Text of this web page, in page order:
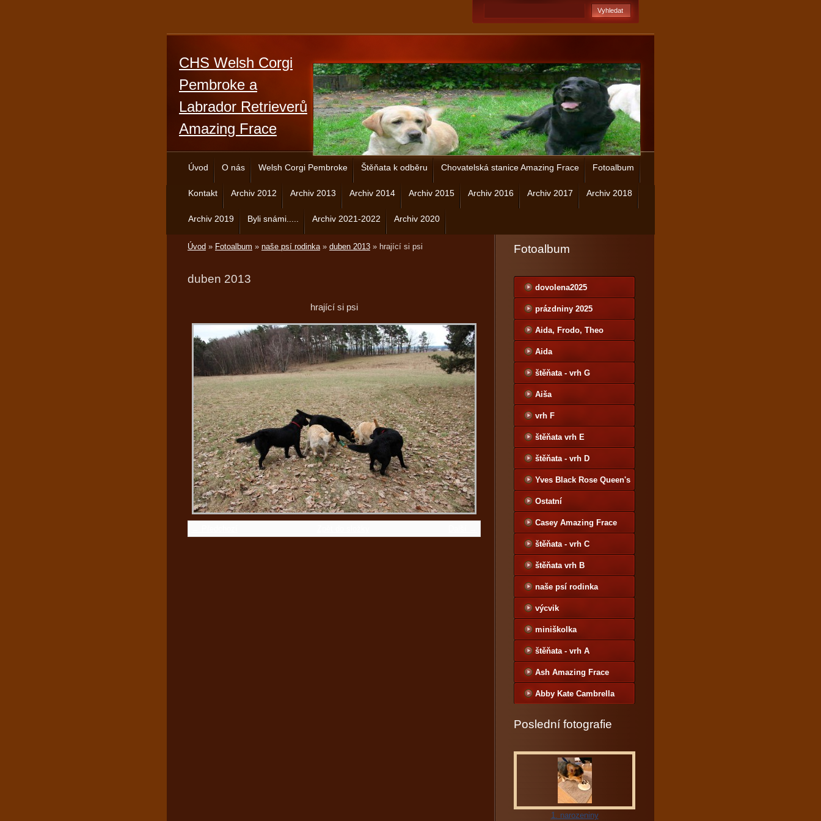
CHS Welsh Corgi
Pembroke a
Labrador Retrieverů
Amazing Frace
Úvod O nás Welsh Corgi Pembroke Štěňata k odběru Chovatelská stanice Amazing Frace Fotoalbum
Kontakt Archiv 2012 Archiv 2013 Archiv 2014 Archiv 2015 Archiv 2016 Archiv 2017 Archiv 2018
Archiv 2019 Byli snámi..... Archiv 2021-2022 Archiv 2020
Úvod » Fotoalbum » naše psí rodinka» duben 2013 » hrající si psi
duben 2013
hrající si psi
Fotoalbum
dovolena2025
prázdniny 2025
Aida, Frodo, Theo
Aida
štěňata - vrh G
Aiša
vrh F
štěňata vrh E
štěňata - vrh D
Yves Black Rose Queen's
Ostatní
Casey Amazing Frace
štěňata - vrh C
štěňata vrh B
naše psí rodinka
výcvik
miniškolka
štěňata - vrh A
Ash Amazing Frace
Abby Kate Cambrella
Poslední fotografie
1. narozeniny